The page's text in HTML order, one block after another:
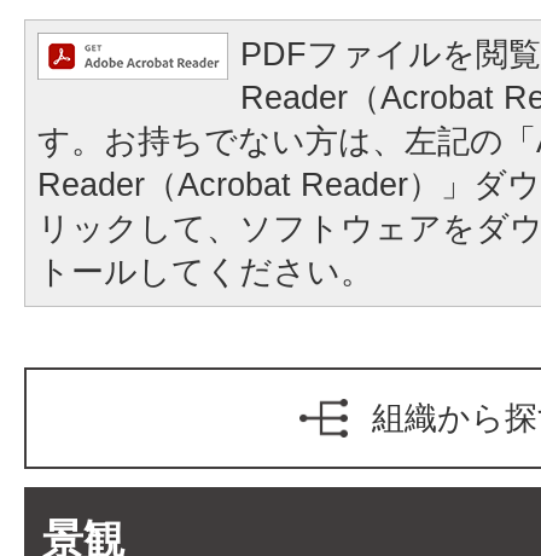
PDFファイルを閲
Reader（Acrobat
す。お持ちでない方は、左記の
Reader（Acrobat Reader）」ダ
リックして、ソフトウェアをダ
トールしてください。
組織から
景観